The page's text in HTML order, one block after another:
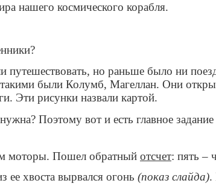
нашего космического корабля.
но раньше было ни
были Колумб, Магеллан. Они
Эти рисунки назвали картой.
Поэтому вот и есть главное
моторы. Пошел обратный отсчет: пять –
ее хвоста вырвался огонь (показ слайда).